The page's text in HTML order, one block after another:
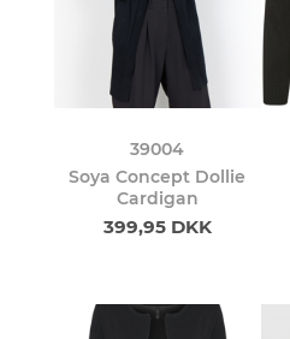
39004
Soya Concept Dollie
Cardigan
399,95 DKK